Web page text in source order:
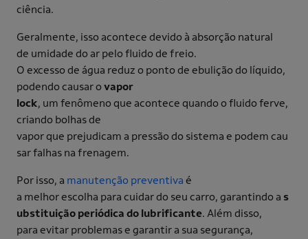
ciência.
Geralmente, isso acontece devido à absorção natural
de umidade do ar pelo fluido de freio.
O excesso de água reduz o ponto de ebulição do líquido,
podendo causar ovapor
lock, um fenômeno que acontece quando o fluido ferve,
criando bolhas de
vapor que prejudicam a pressão do sistema e podem cau
sar falhas na frenagem.
Por isso, a manutenção preventiva é
a melhor escolha para cuidar do seu carro, garantindo a s
ubstituição periódica do lubrificante. Além disso,
para evitar problemas e garantir a sua segurança,